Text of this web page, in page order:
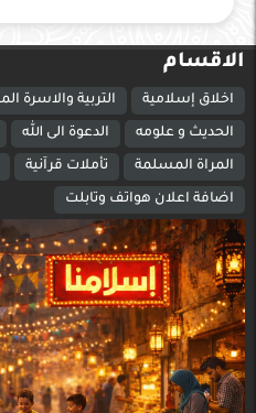
الاقسام
اخلاق إسلامية التربية والاسرة
الحديث و علومه الدعوة الى الله
المراة المسلمة تأملات قرآنية
اضافة اعلان هواتف وتابلت